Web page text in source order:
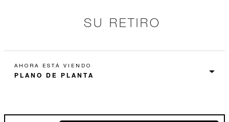
SU RETIRO
AHORA ESTÁ VIENDO